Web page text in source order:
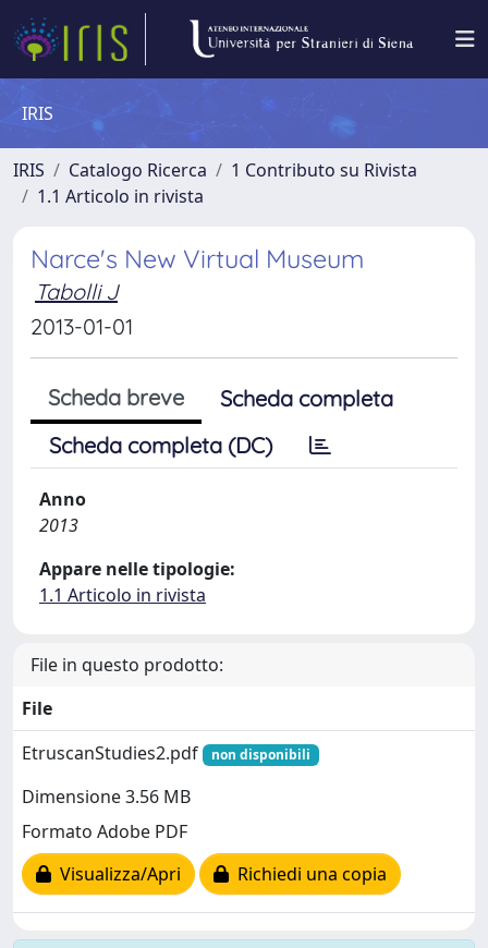
IRIS
IRIS Catalogo Ricerca
1 Contributo su Rivista
1.1 Articolo in rivista
Narce's New Virtual Museum
Tabolli J
2013-01-01
Scheda breve
Scheda completa
Scheda completa (DC)
Anno
2013
Appare nelle tipologie:
1.1 Articolo in rivista
File in questo prodotto:
File
EtruscanStudies2.pdf
non disponibili
Dimensione 3.56 MB
Formato Adobe PDF
Visualizza/Apri
Richiedi una copia